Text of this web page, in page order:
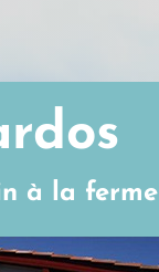
à la ferme